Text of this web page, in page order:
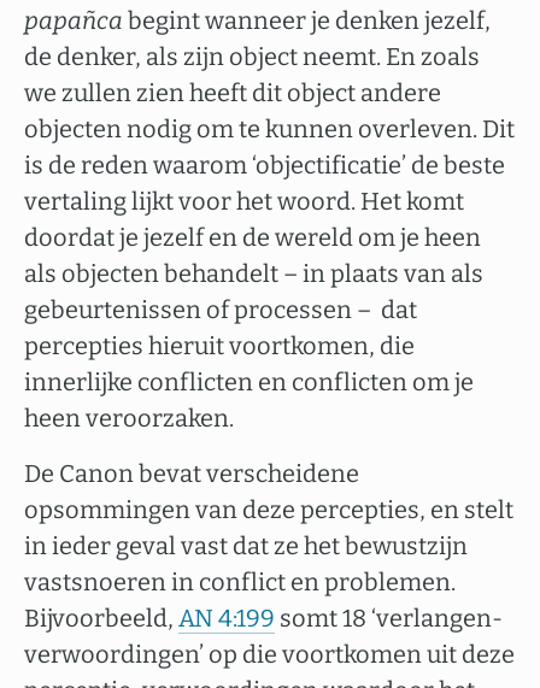
papañca begint wanneer je denken jezelf,
de denker, als zijn object neemt. En zoals
we zullen zien heeft dit object andere
objecten nodig om te kunnen overleven. Dit
is de reden waarom ‘objectificatie’ de beste
vertaling lijkt voor het woord. Het komt
doordat je jezelf en de wereld om je heen
als objecten behandelt – in plaats van als
gebeurtenissen of processen – dat
percepties hieruit voortkomen, die
innerlijke conflicten en conflicten om je
heen veroorzaken.
De Canon bevat verscheidene
opsommingen van deze percepties, en stelt
in ieder geval vast dat ze het bewustzijn
vastsnoeren in conflict en problemen.
Bijvoorbeeld, AN 4:199 somt 18 ‘verlangen-
verwoordingen’ op die voortkomen uit deze